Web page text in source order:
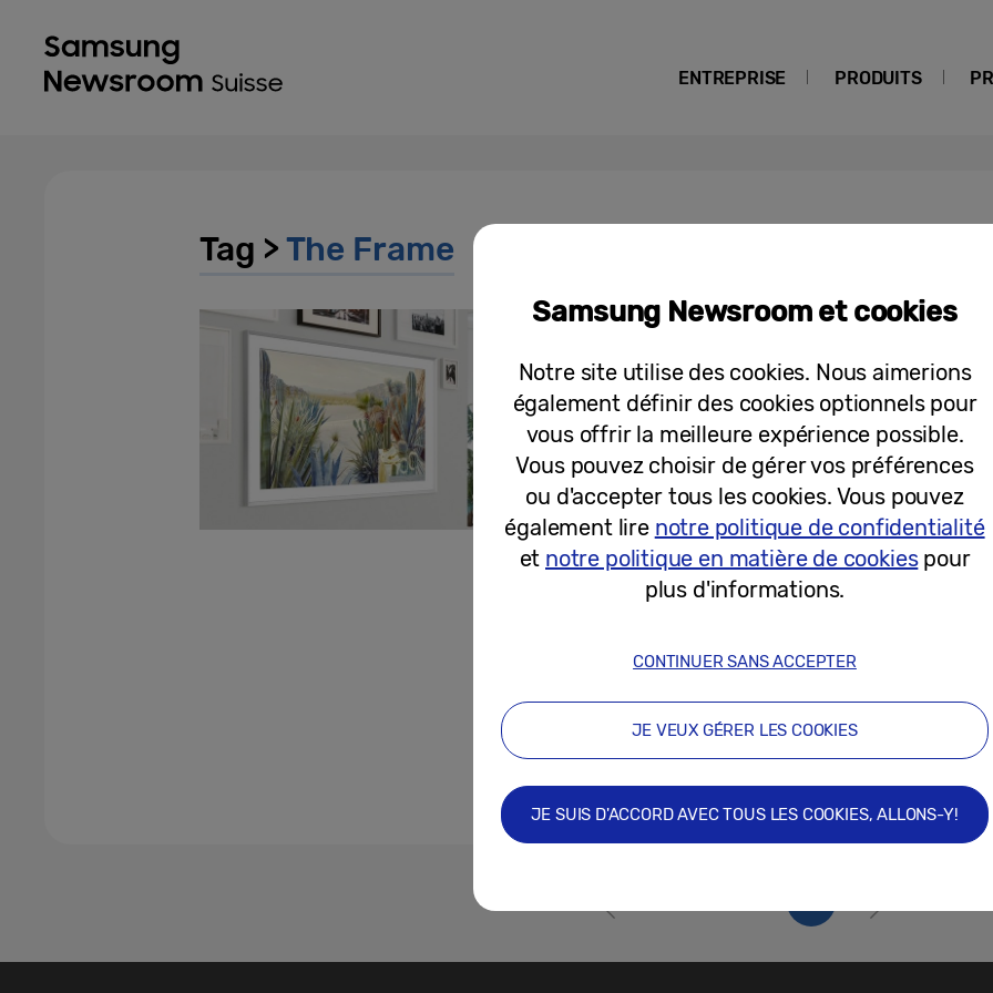
ENTREPRISE PRODUITS
Tag >The Frame
Communiqués
Avec le Belvédère et Samsung,
salon
13/08/2021
Samsung Newsroom et cookies
Notre site utilise des cookies. Nous aimerions
également définir des cookies optionnels pour
vous offrir la meilleure expérience possible.
Vous pouvez choisir de gérer vos préférences
ou d'accepter tous les cookies. Vous pouvez
également lire notre politique de confidentialité
et notre politique en matière de cookiespour
plus d'informations.
CONTINUER SANS ACCEPTER
JE VEUX GÉRER LES COOKIES
JE SUIS D'ACCORD AVEC TOUS LES COOKIES, ALLONS-Y!